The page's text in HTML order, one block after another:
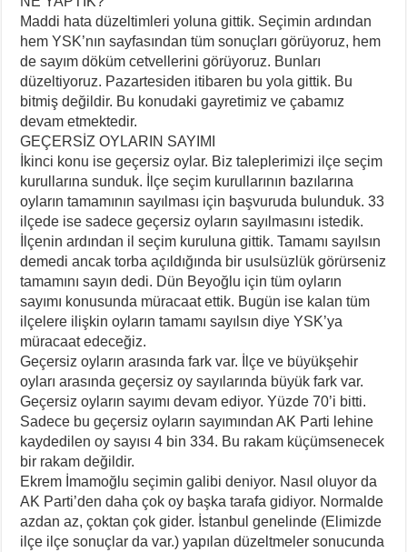
Maddi hata düzeltimleri yoluna gittik. Seçimin ardından
hem YSK’nın sayfasından tüm sonuçları görüyoruz, hem
de sayım döküm cetvellerini görüyoruz. Bunları
düzeltiyoruz. Pazartesiden itibaren bu yola gittik. Bu
bitmiş değildir. Bu konudaki gayretimiz ve çabamız
devam etmektedir.
GEÇERSİZ OYLARIN SAYIMI
İkinci konu ise geçersiz oylar. Biz taleplerimizi ilçe seçim
kurullarına sunduk. İlçe seçim kurullarının bazılarına
oyların tamamının sayılması için başvuruda bulunduk. 33
ilçede ise sadece geçersiz oyların sayılmasını istedik.
İlçenin ardından il seçim kuruluna gittik. Tamamı sayılsın
demedi ancak torba açıldığında bir usulsüzlük görürseniz
tamamını sayın dedi. Dün Beyoğlu için tüm oyların
sayımı konusunda müracaat ettik. Bugün ise kalan tüm
ilçelere ilişkin oyların tamamı sayılsın diye YSK’ya
müracaat edeceğiz.
Geçersiz oyların arasında fark var. İlçe ve büyükşehir
oyları arasında geçersiz oy sayılarında büyük fark var.
Geçersiz oyların sayımı devam ediyor. Yüzde 70’i bitti.
Sadece bu geçersiz oyların sayımından AK Parti lehine
kaydedilen oy sayısı 4 bin 334. Bu rakam küçümsenecek
bir rakam değildir.
Ekrem İmamoğlu seçimin galibi deniyor. Nasıl oluyor da
AK Parti’den daha çok oy başka tarafa gidiyor. Normalde
azdan az, çoktan çok gider. İstanbul genelinde (Elimizde
ilçe ilçe sonuçlar da var.) yapılan düzeltmeler sonucunda